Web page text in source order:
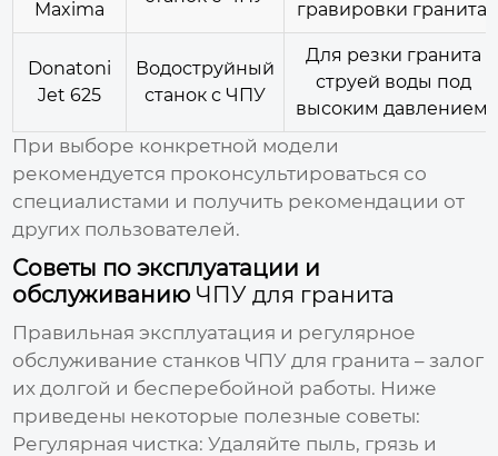
Maxima
гравировки гранита.
Donatoni
Jet 625
Водоструйный
станок с ЧПУ
Для резки гранита
струей воды под
высоким давлением.
При выборе конкретной модели
рекомендуется проконсультироваться со
специалистами и получить рекомендации от
других пользователей.
Советы по эксплуатации и
обслуживанию ЧПУ для гранита
Правильная эксплуатация и регулярное
обслуживание станков ЧПУ для гранита – залог
их долгой и бесперебойной работы. Ниже
приведены некоторые полезные советы:
Регулярная чистка: Удаляйте пыль, грязь и